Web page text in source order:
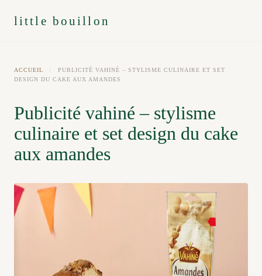
little bouillon
ACCUEIL /
PUBLICITÉ VAHINÉ – STYLISME CULINAIRE ET SET
DESIGN DU CAKE AUX AMANDES
Publicité vahiné – stylisme
culinaire et set design du cake
aux amandes